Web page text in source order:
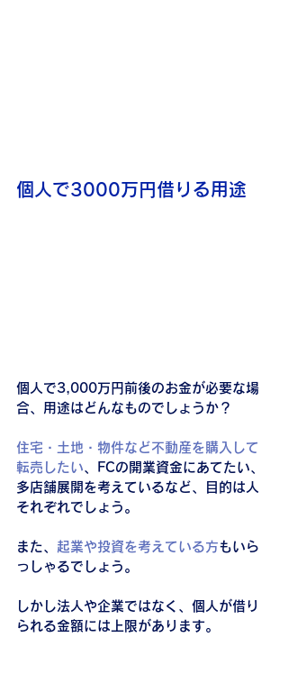
個人で3000万円借りる用途
個人で3,000万円前後のお金が必要な場
合、用途はどんなものでしょうか？
住宅・土地・物件など不動産を購入して
転売したい 、FCの開業資金にあてたい、
多店舗展開を考えているなど、目的は人
それぞれでしょう。
また、 起業や投資を考えている方もいら
っしゃるでしょう。
しかし法人や企業ではなく、個人が借り
られる金額には上限があります。